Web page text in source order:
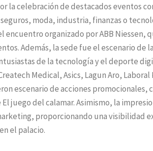
la celebración de destacados eventos
moda, industria, finanzas o
encuentro organizado por ABB Niessen,
Además, la sede fue el escenario de
de la tecnología y el deporte
Medical, Asics, Lagun Aro,
escenario de acciones
juego del calamar. Asimismo, la
proporcionando una visibilidad
el palacio.